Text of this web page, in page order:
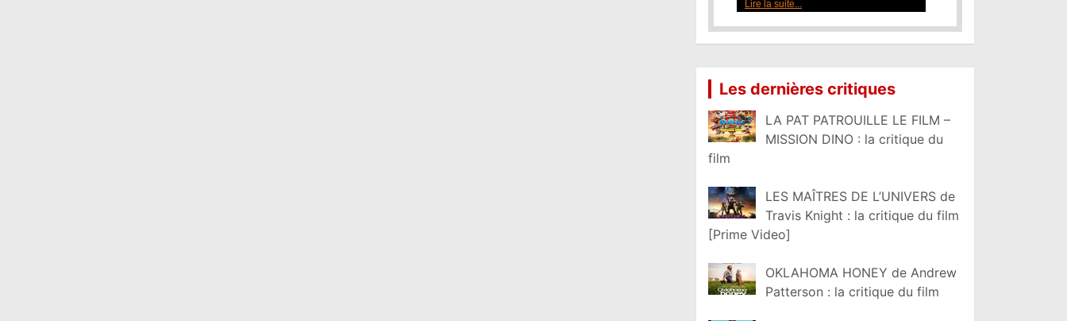
Lire la suite...
Les dernières critiques
LA PAT PATROUILLE LE FILM –
MISSION DINO : la critique du
film
LES MAÎTRES DE L’UNIVERS de
Travis Knight : la critique du film
[Prime Video]
OKLAHOMA HONEY de Andrew
Patterson : la critique du film